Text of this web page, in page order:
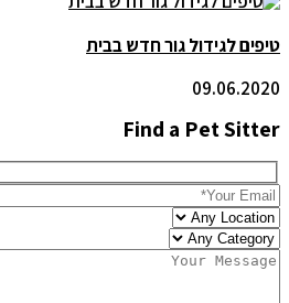
טיפים לגידול גור חדש בבית
09.06.2020
Find a Pet Sitter